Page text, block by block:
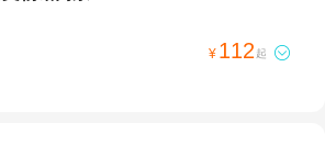
¥ 112 起 